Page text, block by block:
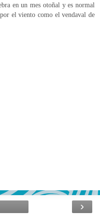
en un mes otoñal y es normal
el viento como el vendaval de
›